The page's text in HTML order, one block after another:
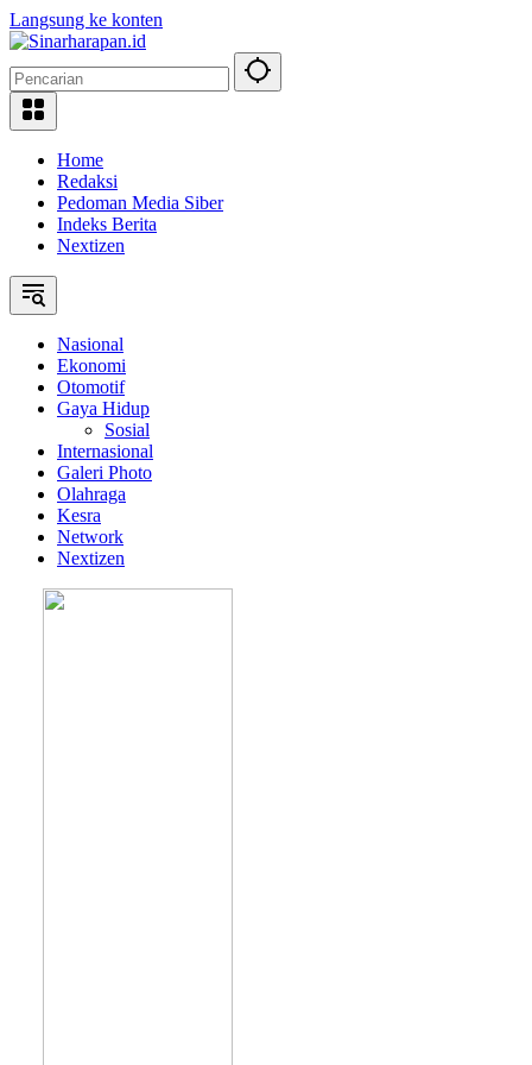
Langsung ke konten
Home
Redaksi
Pedoman Media Siber
Indeks Berita
Nextizen
Nasional
Ekonomi
Otomotif
Gaya Hidup
Sosial
Internasional
Galeri Photo
Olahraga
Kesra
Network
Nextizen